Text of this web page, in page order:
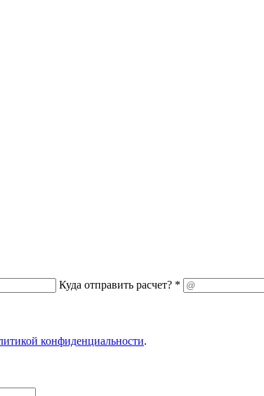
Куда отправить расчет? *
конфиденциальности.